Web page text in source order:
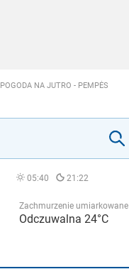
POGODA NA JUTRO - PEMPĖS
05:40 21:22
Zachmurzenie umiarkowane
Odczuwalna 24°C